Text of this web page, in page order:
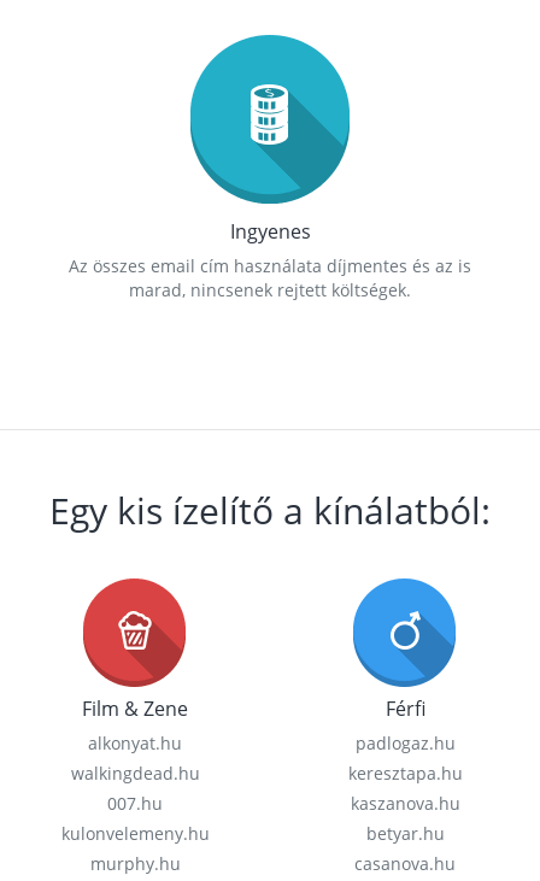
Ingyenes
Az összes email cím használata díjmentes és az is
marad, nincsenek rejtett költségek.
Egy kis ízelítő a kínálatból:
Film & Zene
alkonyat.hu
walkingdead.hu
007.hu
kulonvelemeny.hu
murphy.hu
Férfi
padlogaz.hu
keresztapa.hu
kaszanova.hu
betyar.hu
casanova.hu